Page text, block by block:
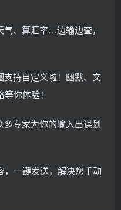
气、算汇率…边输边查，
支持自定义啦！幽默、文
你体验！
多专家为你的输入出谋划
，一键发送，解决您手动